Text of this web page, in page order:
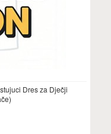
Dres za Dječji